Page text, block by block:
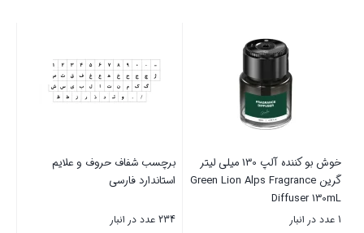
رم 16 گیگابایت Reewox
2 عدد در انبار
پایه دیواری تلویزیون مارشل
2 عدد در انبار